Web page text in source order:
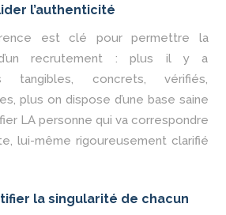
l’authenticité
est clé pour permettre la
recrutement : plus il y a
tangibles, concrets, vérifiés,
plus on dispose d’une base saine
LA personne qui va correspondre
lui-même rigoureusement clarifié
la singularité de chacun